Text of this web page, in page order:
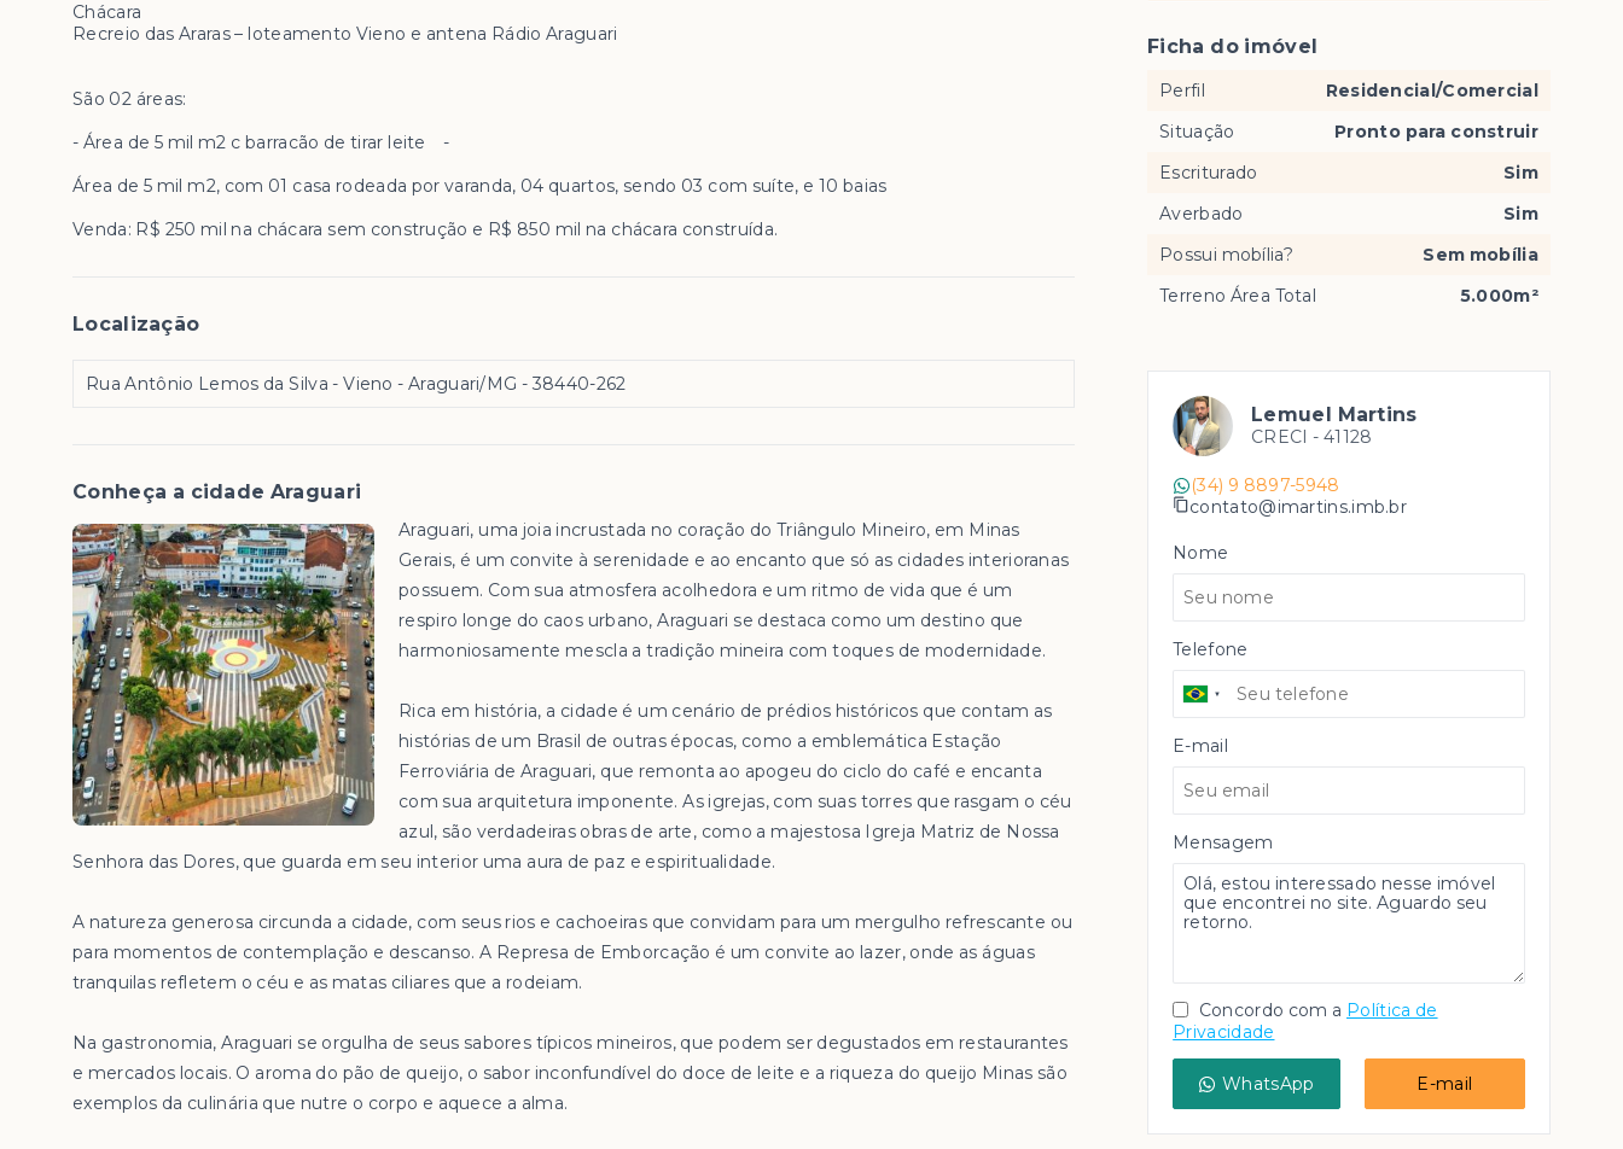
Chácara
Recreio das Araras – loteamento Vieno e antena Rádio Araguari
São 02 áreas:
- Área de 5 mil m2 c barracão de tirar leite -
Área de 5 mil m2, com 01 casa rodeada por varanda, 04 quartos, sendo 03 com suíte, e 10 baias
Venda: R$ 250 mil na chácara sem construção e R$ 850 mil na chácara construída.
Localização
Rua Antônio Lemos da Silva - Vieno - Araguari/MG - 38440-262
Conheça a cidade Araguari
Araguari, uma joia incrustada no coração do Triângulo Mineiro, em Minas
Gerais, é um convite à serenidade e ao encanto que só as cidades interioranas
possuem. Com sua atmosfera acolhedora e um ritmo de vida que é um
respiro longe do caos urbano, Araguari se destaca como um destino que
harmoniosamente mescla a tradição mineira com toques de modernidade.
Rica em história, a cidade é um cenário de prédios históricos que contam as
histórias de um Brasil de outras épocas, como a emblemática Estação
Ferroviária de Araguari, que remonta ao apogeu do ciclo do café e encanta
com sua arquitetura imponente. As igrejas, com suas torres que rasgam o céu
azul, são verdadeiras obras de arte, como a majestosa Igreja Matriz de Nossa
Senhora das Dores, que guarda em seu interior uma aura de paz e espiritualidade.
A natureza generosa circunda a cidade, com seus rios e cachoeiras que convidam para um mergulho refrescante ou
para momentos de contemplação e descanso. A Represa de Emborcação é um convite ao lazer, onde as águas
tranquilas refletem o céu e as matas ciliares que a rodeiam.
Na gastronomia, Araguari se orgulha de seus sabores típicos mineiros, que podem ser degustados em restaurantes
e mercados locais. O aroma do pão de queijo, o sabor inconfundível do doce de leite e a riqueza do queijo Minas são
exemplos da culinária que nutre o corpo e aquece a alma.
Ficha do imóvel
Perfil
Residencial/Comercial
Situação
Pronto para construir
Escriturado
Sim
Averbado
Sim
Possui mobília?
Sem mobília
Terreno Área Total
5.000m²
Lemuel Martins
CRECI -41128
(34) 9 8897-5948
contato@imartins.imb.br
Nome
Telefone
E-mail
Mensagem
Concordo com a Política de
Privacidade
WhatsApp E-mail